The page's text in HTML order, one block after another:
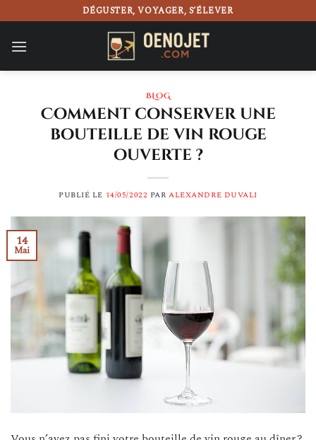
au
contenu
DÉGUSTER, VOYAGER, S’ÉLEVER
BLOG
Comment conserver une
bouteille de vin rouge
ouverte ?
PUBLIÉ LE 14/05/2022 PARALEXANDRE DUVALI
14
Mai